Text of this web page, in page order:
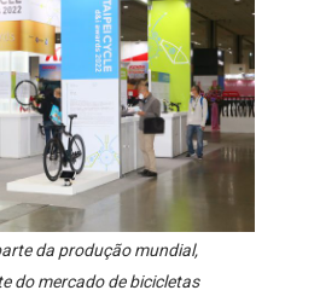
da produção mundial,
do mercado de bicicletas